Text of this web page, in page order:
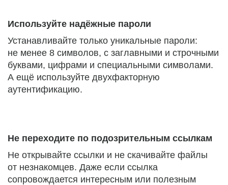
Используйте надёжные пароли
Устанавливайте только уникальные пароли:
не менее 8 символов, с заглавными и строчными
буквами, цифрами и специальными символами.
А ещё используйте двухфакторную
аутентификацию.
Не переходите по подозрительным ссылкам
Не открывайте ссылки и не скачивайте файлы
от незнакомцев. Даже если ссылка
сопровождается интересным или полезным